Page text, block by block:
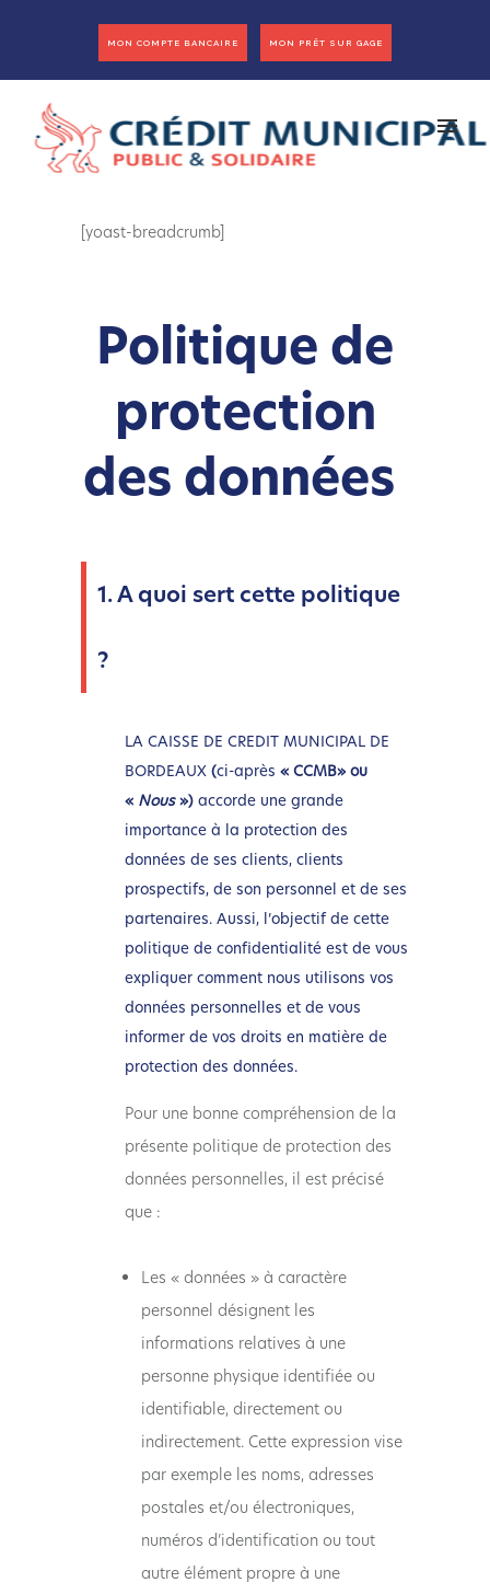
MON COMPTE BANCAIRE MON PRÊT SUR GAGE
[yoast-breadcrumb]
Politique de
protection
des données
1. A quoi sert cette politique
?
LA CAISSE DE CREDIT MUNICIPAL DE
BORDEAUX (ci-après « CCMB» ou
« Nous») accorde une grande
importance à la protection des
données de ses clients, clients
prospectifs, de son personnel et de ses
partenaires. Aussi, l’objectif de cette
politique de confidentialité est de vous
expliquer comment nous utilisons vos
données personnelles et de vous
informer de vos droits en matière de
protection des données.
Pour une bonne compréhension de la
présente politique de protection des
données personnelles, il est précisé
que :
Les « données » à caractère
personnel désignent les
informations relatives à une
personne physique identifiée ou
identifiable, directement ou
indirectement. Cette expression vise
par exemple les noms, adresses
postales et/ou électroniques,
numéros d’identification ou tout
autre élément propre à une